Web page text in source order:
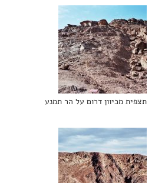
תצפית מכיוון דרום על הר תמנע